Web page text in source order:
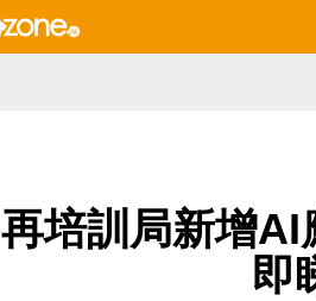
再培訓局新增AI
即